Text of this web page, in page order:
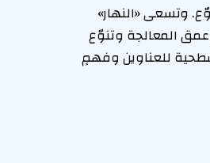
وتسعى «النهار»
المعالجة وتنوّع
سطحية للعناوين وفهمٍ